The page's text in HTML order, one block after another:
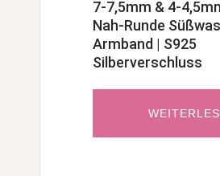
7-7,5mm & 4-
Nah-Runde
Armband | S925
Silberverschluss